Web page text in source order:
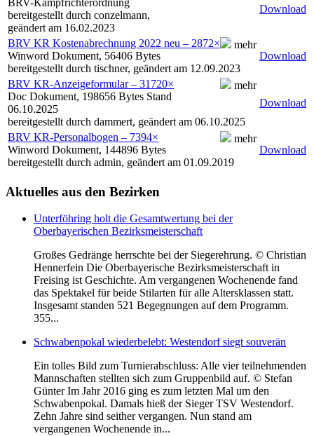
bereitgestellt durch conzelmann,
geändert am 16.02.2023
Download
BRV KR Kostenabrechnung 2022 neu – 2872×
mehr
Winword Dokument, 56406 Bytes
bereitgestellt durch tischner, geändert am 12.09.2023
Download
BRV KR-Anzeigeformular– 31720×
mehr
Doc Dokument, 198656 Bytes Stand
06.10.2025
bereitgestellt durch dammert, geändert am 06.10.2025
Download
BRV KR-Personalbogen – 7394×
mehr
Winword Dokument, 144896 Bytes
bereitgestellt durch admin, geändert am 01.09.2019
Download
Aktuelles aus den Bezirken
Unterföhring holt die Gesamtwertung bei der
Oberbayerischen Bezirksmeisterschaft
Großes Gedränge herrschte bei der Siegerehrung. © Christian
Hennerfein Die Oberbayerische Bezirksmeisterschaft in
Freising ist Geschichte. Am vergangenen Wochenende fand
das Spektakel für beide Stilarten für alle Altersklassen statt.
Insgesamt standen 521 Begegnungen auf dem Programm.
355...
Schwabenpokal wiederbelebt: Westendorf siegt souverän
Ein tolles Bild zum Turnierabschluss: Alle vier teilnehmenden
Mannschaften stellten sich zum Gruppenbild auf. © Stefan
Günter Im Jahr 2016 ging es zum letzten Mal um den
Schwabenpokal. Damals hieß der Sieger TSV Westendorf.
Zehn Jahre sind seither vergangen. Nun stand am
vergangenen Wochenende in...